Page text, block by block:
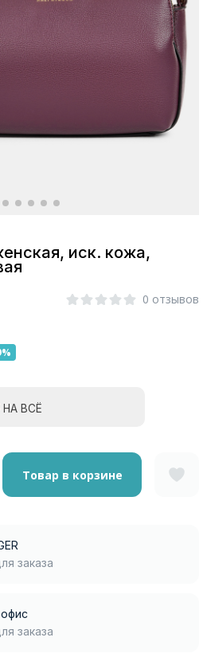
иск. кожа,
0 отзывов
НА ВСЁ
Товар в корзине
заказа
заказа